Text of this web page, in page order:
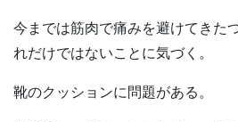
今までは筋肉で痛みを避けてきた
れだけではないことに気づく。
靴のクッションに問題がある。